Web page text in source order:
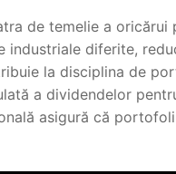
de temelie a
diferite,
la disciplina de
a dividendelor
asigură că